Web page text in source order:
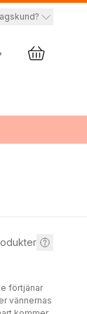
förtjänar
vännernas